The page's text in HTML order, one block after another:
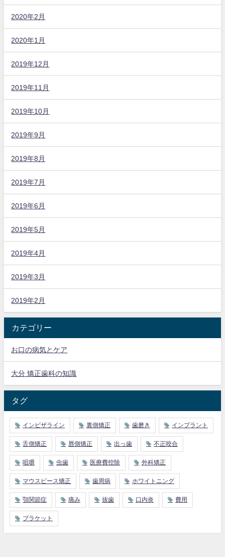
2020年2月
2020年1月
2019年12月
2019年11月
2019年10月
2019年9月
2019年8月
2019年7月
2019年6月
2019年5月
2019年4月
2019年3月
2019年2月
カテゴリー
お口の病気とケア
大分 矯正歯科の知識
タグ
インビザライン 裏側矯正 歯磨き インプラント
舌側矯正 唇側矯正 出っ歯 不正咬合
咀嚼 虫歯 医療費控除 外科矯正
マウスピース矯正 歯周病 ホワイトニング
顎関節症 痛み 抜歯 口内炎 費用
ブラケット